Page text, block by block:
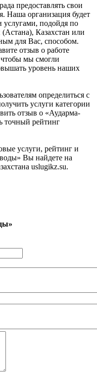
предоставлять свои
Наша организация будет
услугами, подойдя по
Казахстан или
для Вас, способом.
отзыв о работе
мы смогли
уровень наших
определиться с
услуги категории
отзыв о «Аударма-
точный рейтинг
услуги, рейтинг и
Вы найдете на
uslugikz.su.